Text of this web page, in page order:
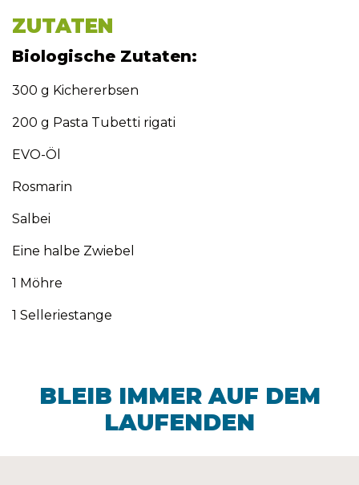
ZUTATEN
Biologische Zutaten:
300 g Kichererbsen
200 g Pasta Tubetti rigati
EVO-Öl
Rosmarin
Salbei
Eine halbe Zwiebel
1 Möhre
1 Selleriestange
BLEIB IMMER AUF DEM
LAUFENDEN